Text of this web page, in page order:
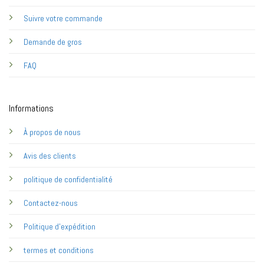
Suivre votre commande
Demande de gros
FAQ
Informations
À propos de nous
Avis des clients
politique de confidentialité
Contactez-nous
Politique d'expédition
termes et conditions